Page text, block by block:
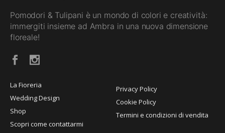
Pomodori & Tulipani è un mondo di colori e creatività:
immergiti insieme ad Ambra in una nuova dimensione
floreale!
La Fioreria
Wedding Design
Shop
Scopri come contattarmi
Privacy Policy
Cookie Policy
Termini e condizioni di vendita